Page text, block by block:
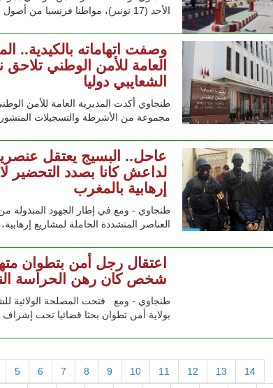
الأحد (17 نونبر)، مواطنا فرنسيا من أصول جزائرية يبلغ من
وصفت اتهاماته بالكيدية..
العامة للأمن الوطني تلاحق
الشعايبي دوليا
طنجاوي أكدت المديرية العامة للأمن
مجموعة من الأشرطة والتسجيلات
عاحل.. البسيج يعتقل
لداعش كانا بصدد التحضير
إرهابية بالمغرب
طنجاوي - ومع في إطار الجهود المبذولة
العناصر المتشددة الحاملة لمشاريع
اعتقال رجل أمن بتطوان
شخص كان رهن الحراسة
طنجاوي - ومع فتحت المصلحة الولائية
بولاية أمن تطوان بحثا قضائيا تحت إشراف
5 6 7 8 9 10 11 12 13 14